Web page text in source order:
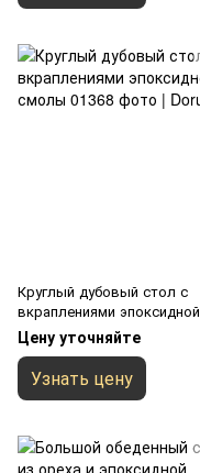
Круглый дубовый стол с
вкраплениями эпоксидной
смолы
Цену уточняйте
Узнать цену